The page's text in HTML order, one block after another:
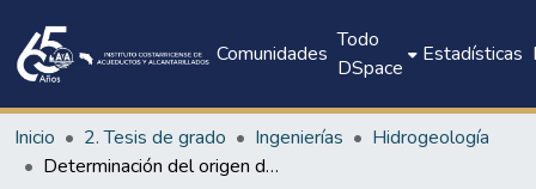
Comunidades
Todo
DSpace
Estadísticas
Inicio 2. Tesis de grado Ingenierías
Hidrogeología
Determinación del origen de los altos valores de conductividad eléctrica en el Sistema Acuífero de la zona de Colorado de Abangares y alrededores, Guanacaste